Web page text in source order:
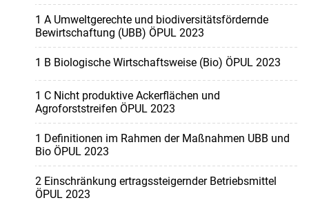
1 A Umweltgerechte und biodiversitätsfördernde
Bewirtschaftung (UBB) ÖPUL 2023
1 B Biologische Wirtschaftsweise (Bio) ÖPUL 2023
1 C Nicht produktive Ackerflächen und
Agroforststreifen ÖPUL 2023
1 Definitionen im Rahmen der Maßnahmen UBB und
Bio ÖPUL 2023
2 Einschränkung ertragssteigernder Betriebsmittel
ÖPUL 2023